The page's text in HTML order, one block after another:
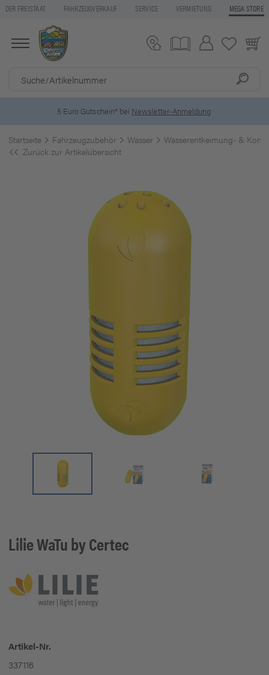
DER FREISTAAT FAHRZEUGVERKAUF SERVICE VERMIETUNG MEGA STORE
5 Euro Gutschein* bei Newsletter-Anmeldung
Startseite Fahrzeugzubehör Wasser
Wasserentkeimung- &
Zurück zur Artikelübersicht
LilieWaTu by Certec
Artikel-Nr.
337116